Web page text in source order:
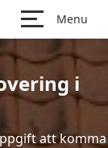
Menu
i
att komma